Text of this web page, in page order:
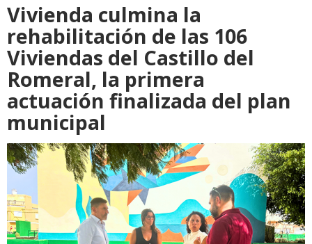
Vivienda culmina la
rehabilitación de las 106
Viviendas del Castillo del
Romeral, la primera
actuación finalizada del plan
municipal